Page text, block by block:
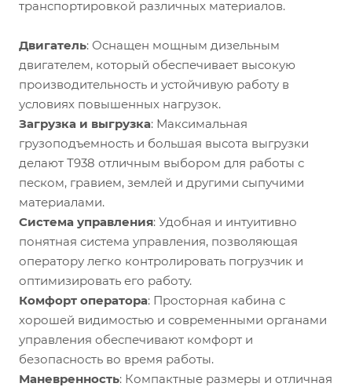
транспортировкой различных материалов.
Двигатель: Оснащен мощным дизельным
двигателем, который обеспечивает высокую
производительность и устойчивую работу в
условиях повышенных нагрузок.
Загрузка и выгрузка: Максимальная
грузоподъемность и большая высота выгрузки
делают Т938 отличным выбором для работы с
песком, гравием, землей и другими сыпучими
материалами.
Система управления: Удобная и интуитивно
понятная система управления, позволяющая
оператору легко контролировать погрузчик и
оптимизировать его работу.
Комфорт оператора: Просторная кабина с
хорошей видимостью и современными органами
управления обеспечивают комфорт и
безопасность во время работы.
Маневренность: Компактные размеры и отличная